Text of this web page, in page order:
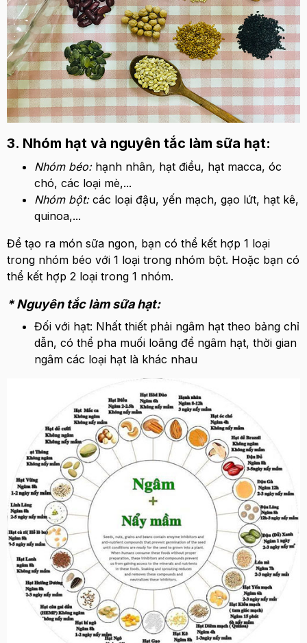
3. Nhóm hạt và nguyên tắc làm sữa hạt:
Nhóm béo: hạnh nhân, hạt điều, hạt macca, óc
chó, các loại mè,...
Nhóm bột: các loại đậu, yến mạch, gạo lứt, hạt kê,
quinoa,...
Để tạo ra món sữa ngon, bạn có thể kết hợp 1 loại
trong nhóm béo với 1 loại trong nhóm bột. Hoặc bạn có
thể kết hợp 2 loại trong 1 nhóm.
* Nguyên tắc làm sữa hạt:
Đối với hạt: Nhất thiết phải ngâm hạt theo bảng chỉ
dẫn, có thể pha muối loãng để ngâm hạt, thời gian
ngâm các loại hạt là khác nhau